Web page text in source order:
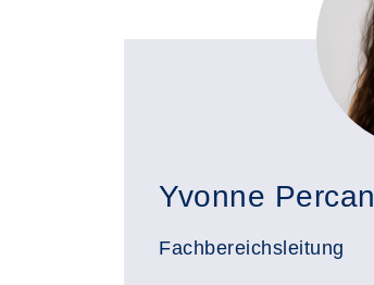
Yvonne Percan
Fachbereichsleitung